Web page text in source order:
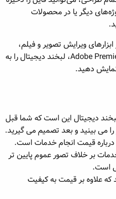
دیگر یا در محصولات
ویرایش تصویر و فیلم،
مثل Adobe After Effects یا Adobe Premiere، لبخند دیجیتال را به
نمایش دهید.
دیجیتال این است که شما قبل
را می بینید و بعد تصمیم می گیرید.
درباره قیمت انجام خدمات است.
بر خلاف تصور عموم پایین تر
است.
که علاوه بر قیمت به کیفیت